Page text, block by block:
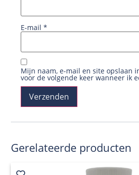
E-mail*
Mijn naam, e-mail en site opslaan
voor de volgende keer wanneer ik
Gerelateerde producten